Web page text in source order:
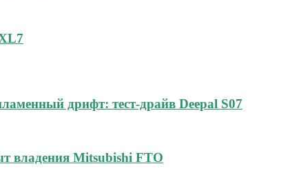
дрифт: тест-драйв Deepal S07
владения Mitsubishi FTO